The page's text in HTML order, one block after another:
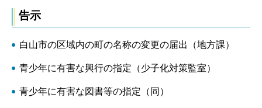
告示
白山市の区域内の町の名称の変更の届出（地方課）
青少年に有害な興行の指定（少子化対策監室）
青少年に有害な図書等の指定（同）